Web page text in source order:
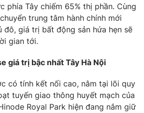
Truyền hình Việt Nam
báo VTV
in và báo điện tử số 483/GP-BTTTT
Thủy
Thị Mỹ Hạnh, Phạm Quốc Thắng,
355 931 - 024.38 355 932
phía Tây chiếm 65% thị phần. Cùng
trung tâm hành chính mới
đô, giá trị bất động sản hứa hẹn sẽ
gian tới.
giá trị bậc nhất Tây Hà Nội
có tính kết nối cao, nằm tại lõi quy
tuyến giao thông huyết mạch của
Royal Park hiện đang nắm giữ